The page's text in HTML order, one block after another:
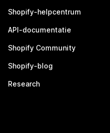
Shopify-helpcentrum
API-documentatie
Shopify Community
Shopify-blog
Research